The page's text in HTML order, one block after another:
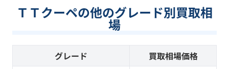
ＴＴクーペの他のグレード別買取相
場
グレード
買取相場価格